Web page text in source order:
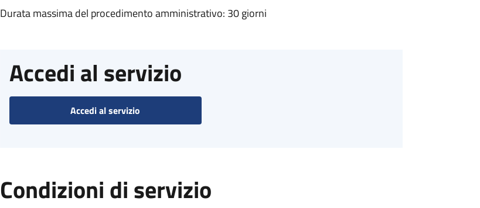
Durata massima del procedimento amministrativo: 30 giorni
Accedi al servizio
Accedi al servizio
Condizioni di servizio